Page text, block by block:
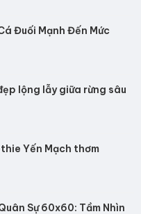
Đuối Mạnh Đến Mức
lộng lẫy giữa rừng sâu
Yến Mạch thơm
Sự 60x60: Tầm Nhìn